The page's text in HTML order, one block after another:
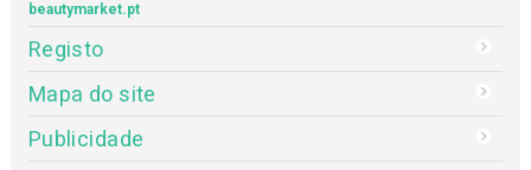
beautymarket.pt
Registo
Mapa do site
Publicidade